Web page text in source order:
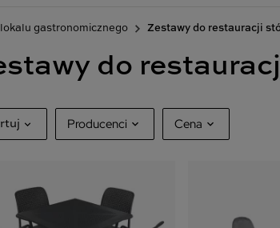
lokalu gastronomicznego Zestawy do restauracji
do
nowe produkty
od A do Z
Producenci
Home Base
26
Cena